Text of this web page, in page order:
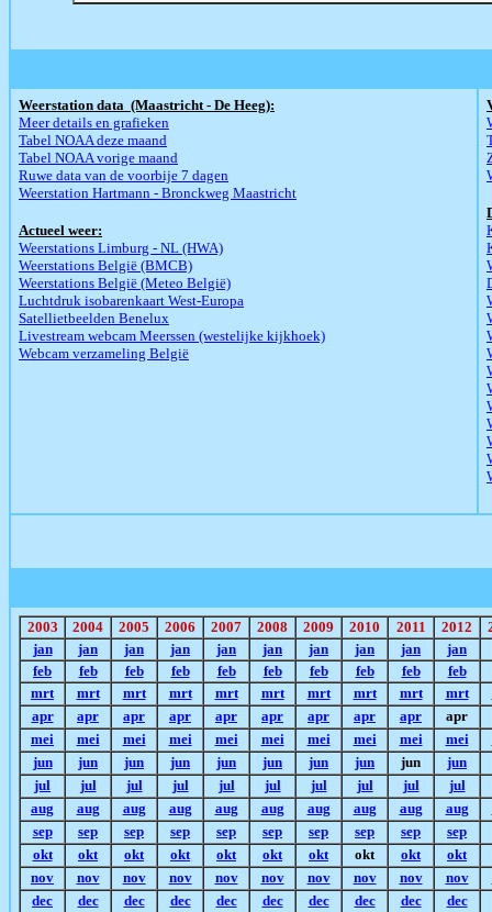
Weerstation data (Maastricht - De Heeg):
Meer details en grafieken
Tabel NOAA deze maand
Tabel NOAA vorige maand
Ruwe data van de voorbije 7 dagen
Weerstation Hartmann - Bronckweg Maastricht
Actueel weer:
Weerstations Limburg - NL (HWA)
Weerstations België (BMCB)
Weerstations België (Meteo België)
Luchtdruk isobarenkaart West-Europa
Satellietbeelden Benelux
Livestream webcam Meerssen (westelijke kijkhoek)
Webcam verzameling België
2003 2004 2005 2006 2007 2008 2009 2010 2011 2012
jan
jan jan jan jan jan jan jan jan
jan
feb
feb feb feb feb feb feb feb feb
feb
mrt
mrt mrt mrt mrt mrt mrt mrt mrt mrt
apr
apr apr apr apr apr apr apr apr
apr
mei
mei mei mei mei mei mei mei mei mei
jun
jun jun jun jun jun jun jun jun
jun
jul
jul jul jul jul jul jul jul jul
jul
aug
aug aug aug aug aug aug aug aug aug
sep
sep sep sep sep sep sep sep sep
sep
okt
okt okt okt okt okt okt okt okt
okt
nov
nov nov nov nov nov nov nov nov nov
dec
dec dec dec dec dec dec dec dec dec